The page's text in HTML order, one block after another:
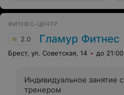
ФИТНЕС-ЦЕНТР
2.0 Гламур Фитнес
Брест, ул. Советская, 14 до 21:00
Индивидуальное занятие с
тренером